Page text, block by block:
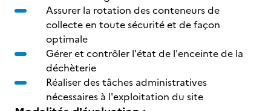
Assurer la rotation des conteneurs de
collecte en toute sécurité et de façon
optimale
Gérer et contrôler l'état de l'enceinte de la
déchèterie
Réaliser des tâches administratives
nécessaires à l'exploitation du site